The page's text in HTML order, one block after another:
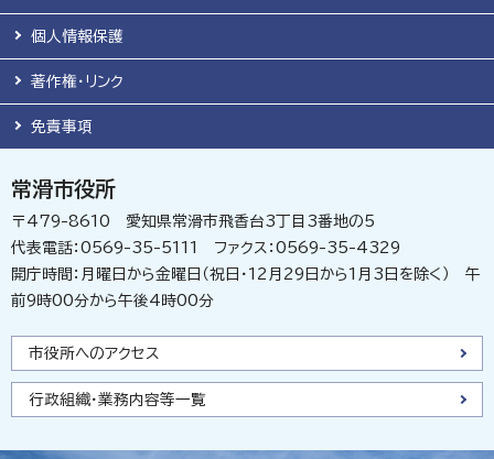
個人情報保護
著作権・リンク
免責事項
常滑市役所
〒479-8610 愛知県常滑市飛香台3丁目3番地の5
代表電話：0569-35-5111 ファクス：0569-35-4329
開庁時間：月曜日から金曜日（祝日・12月29日から1月3日を除く） 午
前9時00分から午後4時00分
市役所へのアクセス
行政組織・業務内容等一覧